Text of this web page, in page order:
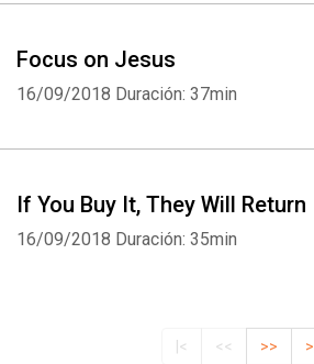
Focus on Jesus
16/09/2018 Duración: 37min
If You Buy It, They Will Return
16/09/2018 Duración: 35min
|< << >> >|